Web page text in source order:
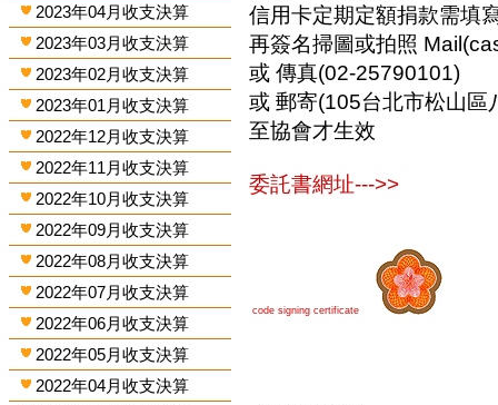
2023年04月收支決算
2023年03月收支決算
2023年02月收支決算
2023年01月收支決算
2022年12月收支決算
2022年11月收支決算
2022年10月收支決算
2022年09月收支決算
2022年08月收支決算
2022年07月收支決算
2022年06月收支決算
2022年05月收支決算
2022年04月收支決算
信用卡定期定額捐款需填
再簽名掃圖或拍照
或 傳真(02-25790101)
或 郵寄(105台北市松山
至協會才生效
委託書網址--->>
code signing certificate